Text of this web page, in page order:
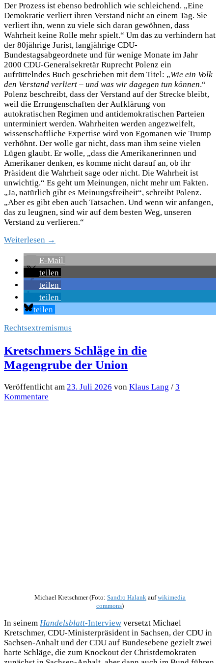
Der Prozess ist ebenso bedrohlich wie schleichend. „Eine
Demokratie verliert ihren Verstand nicht an einem Tag. Sie
verliert ihn, wenn zu viele sich daran gewöhnen, dass
Wahrheit keine Rolle mehr spielt.“ Um das zu verhindern hat
der 80jährige Jurist, langjährige CDU-
Bundestagsabgeordnete und für wenige Monate im Jahr
2000 CDU-Generalsekretär Ruprecht Polenz ein
aufrüttelndes Buch geschrieben mit dem Titel: „Wie ein Volk
den Verstand verliert – und was wir dagegen tun können.“
Polenz beschreibt, dass der Verstand auf der Strecke bleibt,
weil die Errungenschaften der Aufklärung von
autokratischen Regimen und antidemokratischen Parteien
unterminiert werden. Wahrheiten werden angezweifelt,
wissenschaftliche Expertise wird von Egomanen wie Trump
verhöhnt. Der wolle gar nicht, dass man ihm seine vielen
Lügen glaubt. Er wolle, „dass die Amerikanerinnen und
Amerikaner denken, es komme nicht darauf an, ob ihr
Präsident die Wahrheit sage oder nicht. Die Wahrheit ist
unwichtig.“ Es geht um Meinungen, nicht mehr um Fakten.
„Ja, natürlich gibt es Meinungsfreiheit“, schreibt Polenz.
„Aber es gibt eben auch Tatsachen. Und wenn wir anfangen,
das zu leugnen, sind wir auf dem besten Weg, unseren
Verstand zu verlieren.“
Weiterlesen →
E-Mail
teilen
teilen
teilen
teilen
Rechtsextremismus
Kretschmers Schläge in die
Magengrube der Union
Veröffentlicht am 23. Juli 2026 von Klaus Lang / 3
Kommentare
Michael Kretschmer (Foto: Sandro Halank aufwikimedia
commons)
In seinem Handelsblatt-Interview versetzt Michael
Kretschmer, CDU-Ministerpräsident in Sachsen, der CDU in
Sachsen-Anhalt und der CDU auf Bundesebene gezielt zwei
harte Schläge, die zum Knockout der Christdemokraten